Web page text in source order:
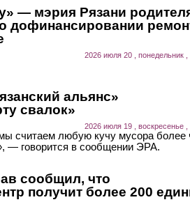
— мэрия Рязани
дофинансировании
2026 июля 20 , понедельник ,
альянс»
свалок»
2026 июля 19 , воскресенье ,
считаем любую кучу мусора более
— говорится в сообщении ЭРА.
сообщил, что
получит более 200